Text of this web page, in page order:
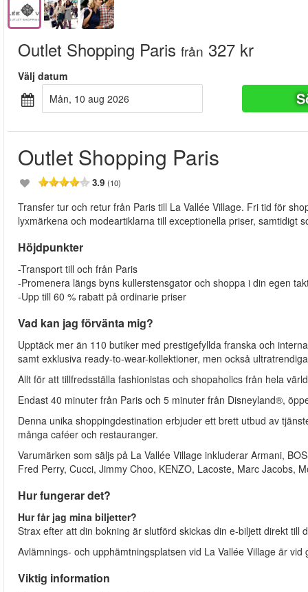
Outlet Shopping Paris från 327 kr
Välj datum
mån, 10 aug 2026
Outlet Shopping Paris
3.9 (10)
Transfer tur och retur från Paris till La Vallée Village. Fri tid för
lyxmärkena och modeartiklarna till exceptionella priser, samtidigt
Höjdpunkter
-Transport till och från Paris
-Promenera längs byns kullerstensgator och shoppa i din egen
-Upp till 60 % rabatt på ordinarie priser
Vad kan jag förvänta mig?
Upptäck mer än 110 butiker med prestigefyllda franska och
samt exklusiva ready-to-wear-kollektioner, men också
Allt för att tillfredsställa fashionistas och shopaholics från hela
Endast 40 minuter från Paris och 5 minuter från Disneyland®,
Denna unika shoppingdestination erbjuder ett brett utbud av
många caféer och restauranger.
Varumärken som säljs på La Vallée Village inkluderar Armani,
Fred Perry, Cucci, Jimmy Choo, KENZO, Lacoste, Marc Jacobs,
Hur fungerar det?
Hur får jag mina biljetter?
Strax efter att din bokning är slutförd skickas din e-biljett direkt till
Avlämnings- och upphämtningsplatsen vid La Vallée Village är
Viktig information